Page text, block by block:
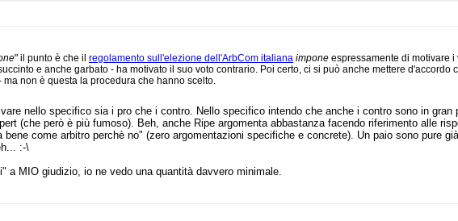
" il punto è che ilregolamento sull'elezione dell'ArbCom italiana impone espressamente di motivare
e anche garbato - ha motivato il suo voto contrario. Poi certo, ci si può anche mettere
non è questa la procedura che hanno scelto.
nello specifico sia i pro che i contro. Nello specifico intendo che anche i contro sono in
(che però è più fumoso). Beh, anche Ripe argomenta abbastanza facendo riferimento alle
come arbitro perchè no" (zero argomentazioni specifiche e concrete). Un paio sono pure
:-\
a MIO giudizio, io ne vedo una quantità davvero minimale.